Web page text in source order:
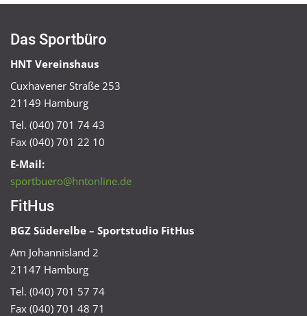
Das Sportbüro
HNT Vereinshaus
Cuxhavener Straße 253
21149 Hamburg
Tel. (040) 701 74 43
Fax (040) 701 22 10
E-Mail:
sportbuero@hntonline.de
FitHus
BGZ Süderelbe – Sportstudio FitHus
Am Johannisland 2
21147 Hamburg
Tel. (040) 701 57 74
Fax (040) 701 48 71